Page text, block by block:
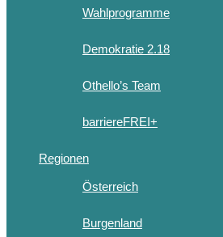
Wahlprogramme
Demokratie 2.18
Othello’s Team
barriereFREI+
Regionen
Österreich
Burgenland